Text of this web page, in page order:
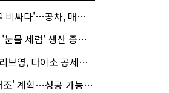
'…공차, 매각 성공할까
세럼' 생산 중단한다
소 공세에 '가성비'로 맞불
획…성공 가능성은 '글쎄'